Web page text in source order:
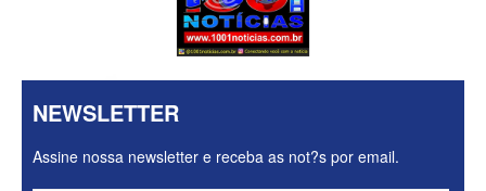
NEWSLETTER
Assine nossa newsletter e receba as not?s por email.